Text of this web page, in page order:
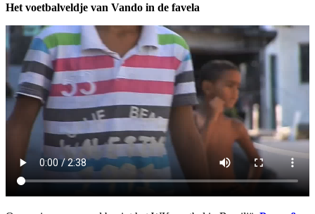
Het voetbalveldje van Vando in de favela